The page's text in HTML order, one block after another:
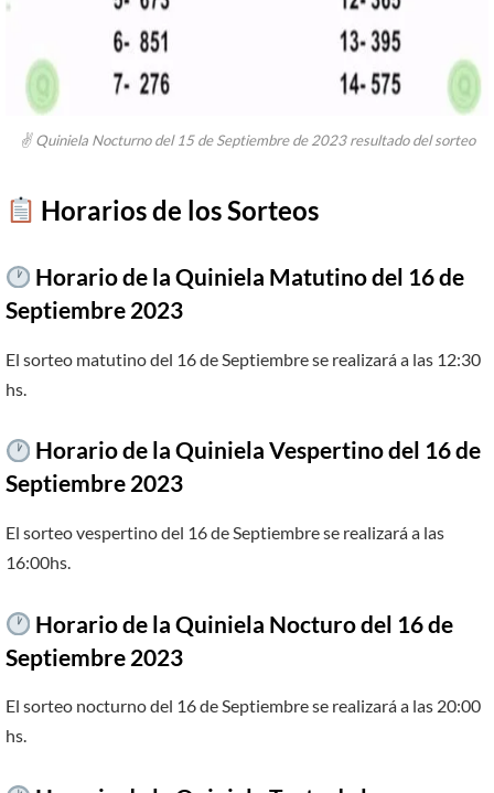
✌ Quiniela Nocturno del 15 de Septiembre de 2023 resultado del sorteo
Horarios de los Sorteos
Horario de la Quiniela Matutino del 16 de
Septiembre 2023
El sorteo matutino del 16 de Septiembre se realizará a las 12:30
hs.
Horario de la Quiniela Vespertino del 16 de
Septiembre 2023
El sorteo vespertino del 16 de Septiembre se realizará a las
16:00hs.
Horario de la Quiniela Nocturo del 16 de
Septiembre 2023
El sorteo nocturno del 16 de Septiembre se realizará a las 20:00
hs.